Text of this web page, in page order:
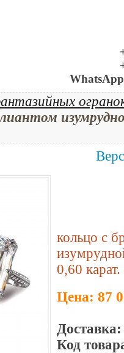
кольцо с
0,60 карат.
Цена: 87
Доставка:
Код